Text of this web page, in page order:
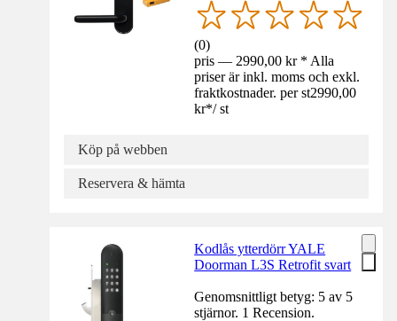
(0)
pris — 2990,00 kr * Alla
priser är inkl. moms och exkl.
fraktkostnader. per st2990,00
kr*/ st
Köp på webben
Reservera & hämta
Kodlås ytterdörr YALE
Doorman L3S Retrofit svart
Genomsnittligt betyg: 5 av 5
stjärnor. 1 Recension.